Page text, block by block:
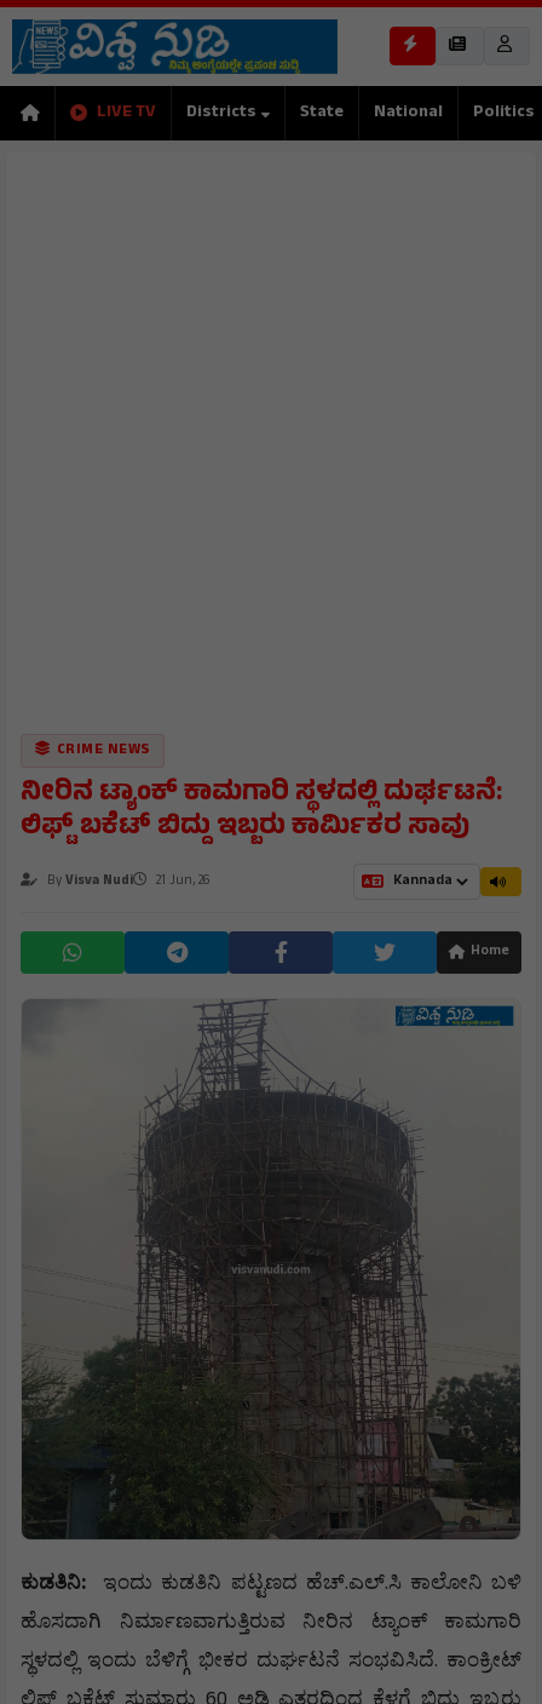
LIVE TV Districts State National Politics
CRIME NEWS
ನೀರಿನ ಟ್ಯಾಂಕ್ ಕಾಮಗಾರಿ ಸ್ಥಳದಲ್ಲಿ ದುರ್ಘಟನೆ:
ಲಿಫ್ಟ್ ಬಕೆಟ್ ಬಿದ್ದು ಇಬ್ಬರು ಕಾರ್ಮಿಕರ ಸಾವು
ByVisva Nudi 21 Jun, 26
Home
ಕುಡತಿನಿ: ಇಂದು ಕುಡತಿನಿ ಪಟ್ಟಣದ ಹೆಚ್.ಎಲ್.ಸಿ ಕಾಲೋನಿ ಬಳಿ
ಹೊಸದಾಗಿ
ನಿರ್ಮಾಣವಾಗುತ್ತಿರುವ ನೀರಿನ ಟ್ಯಾಂಕ್
ಕಾಮಗಾರಿ
ಸ್ಥಳದಲ್ಲಿ ಇಂದು ಬೆಳಿಗ್ಗೆ ಭೀಕರ ದುರ್ಘಟನೆ ಸಂಭವಿಸಿದೆ. ಕಾಂಕ್ರೀಟ್
ಲಿಫ್ಟ್ ಬಕೆಟ್ ಸುಮಾರು ಅಡಿ ಎತ್ತರದಿಂದ ಕೆಳಗೆ ಬಿದ್ದು ಇಬ್ಬರು